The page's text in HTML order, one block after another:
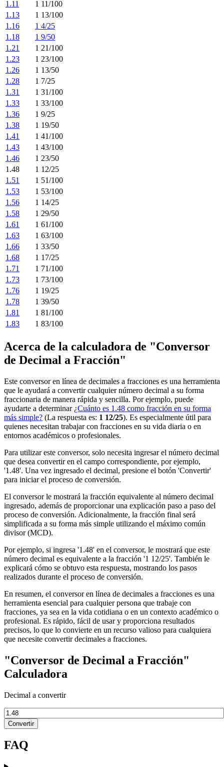
1.11
1 11/100
1.13
1 13/100
1.16
1 4/25
1.18
1 9/50
1.21
1 21/100
1.23
1 23/100
1.26
1 13/50
1.28
1 7/25
1.31
1 31/100
1.33
1 33/100
1.36
1 9/25
1.38
1 19/50
1.41
1 41/100
1.43
1 43/100
1.46
1 23/50
1.48
1 12/25
1.51
1 51/100
1.53
1 53/100
1.56
1 14/25
1.58
1 29/50
1.61
1 61/100
1.63
1 63/100
1.66
1 33/50
1.68
1 17/25
1.71
1 71/100
1.73
1 73/100
1.76
1 19/25
1.78
1 39/50
1.81
1 81/100
1.83
1 83/100
Acerca de la calculadora de "Conversor
de Decimal a Fracción"
Este conversor en línea de decimales a fracciones es una herramienta
que le ayudará a convertir cualquier número decimal a su forma
fraccionaria de manera rápida y sencilla. Por ejemplo, puede
ayudarte a determinar ¿Cuánto es 1.48 como fracción en su forma
más simple? (La respuesta es: 1 12/25). Es especialmente útil para
quienes necesitan trabajar con fracciones en su vida diaria o en
entornos académicos o profesionales.
Para utilizar este conversor, solo necesita ingresar el número decimal
que desea convertir en el campo correspondiente, por ejemplo,
'1.48'. Una vez ingresado el decimal, presione el botón 'Convertir'
para iniciar el proceso de conversión.
El conversor le mostrará la fracción equivalente al número decimal
ingresado, además de proporcionar una explicación paso a paso del
proceso de conversión. Adicionalmente, la fracción final será
simplificada a su forma más simple utilizando el máximo común
divisor (MCD).
Por ejemplo, si ingresa '1.48' en el conversor, le mostrará que este
número decimal es equivalente a la fracción '1 12/25'. También le
explicará cómo se obtuvo esta respuesta, mostrando los pasos
realizados durante el proceso de conversión.
En resumen, el conversor en línea de decimales a fracciones es una
herramienta esencial para cualquier persona que trabaje con
fracciones, ya sea en la vida cotidiana o en un contexto académico o
profesional. Es rápido, fácil de usar y proporciona resultados
precisos, lo que lo convierte en un recurso valioso para cualquiera
que necesite convertir decimales a fracciones.
"Conversor de Decimal a Fracción"
Calculadora
Decimal a convertir
Convertir
FAQ